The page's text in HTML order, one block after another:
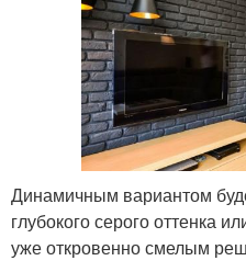
Динамичным вариантом
глубокого серого оттенка
уже откровенно смелым